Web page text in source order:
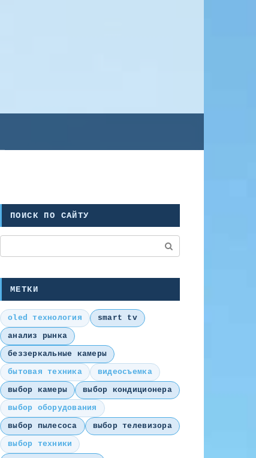
ПОИСК ПО САЙТУ
МЕТКИ
oled технология
smart tv
анализ рынка
беззеркальные камеры
бытовая техника
видеосъемка
выбор камеры
выбор кондиционера
выбор оборудования
выбор пылесоса
выбор телевизора
выбор техники